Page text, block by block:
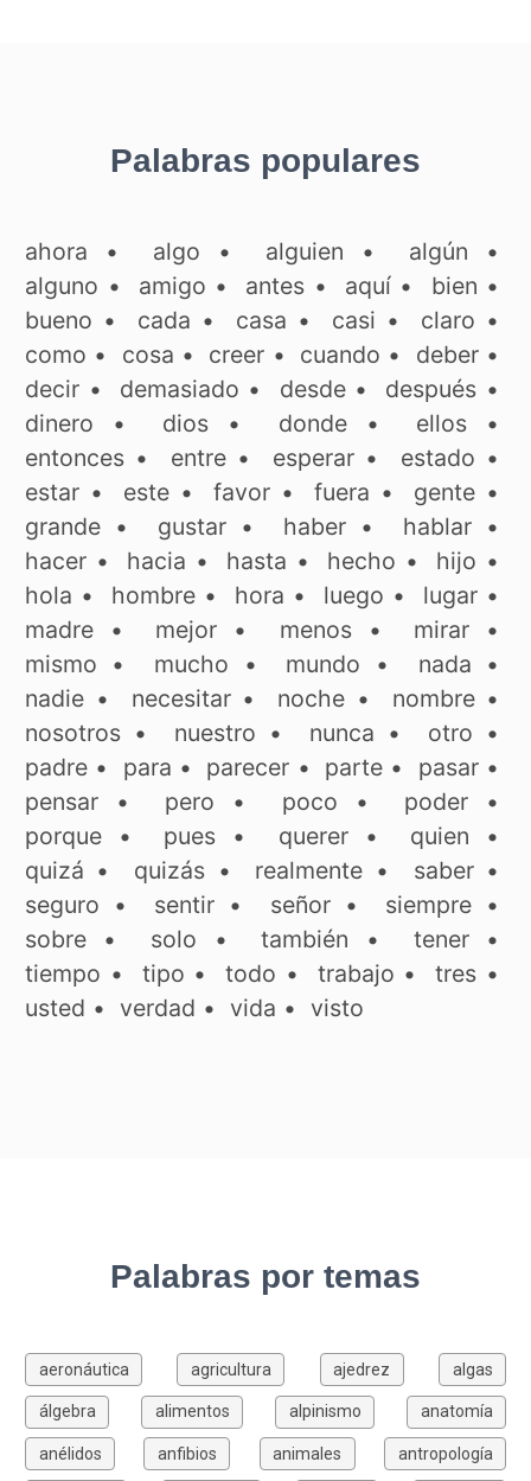
Palabras populares
ahora • algo • alguien • algún •
alguno • amigo • antes • aquí• bien •
bueno • cada • casa • casi • claro •
como • cosa • creer • cuando • deber•
decir • demasiado • desde• después •
dinero • dios • donde• ellos •
entonces • entre• esperar• estado •
estar • este •favor •fuera • gente •
grande • gustar• haber• hablar•
hacer • hacia • hasta • hecho • hijo •
hola • hombre• hora • luego • lugar•
madre • mejor • menos• mirar •
mismo • mucho • mundo • nada •
nadie • necesitar• noche • nombre•
nosotros • nuestro • nunca • otro •
padre • para • parecer • parte • pasar•
pensar • pero • poco • poder•
porque • pues • querer• quien •
quizá • quizás • realmente • saber•
seguro • sentir • señor• siempre •
sobre • solo •también • tener•
tiempo • tipo •todo • trabajo •tres •
usted • verdad • vida • visto
Palabras por temas
aeronáutica agricultura ajedrez algas
álgebra alimentos alpinismo anatomía
anélidos anfibios animales antropología